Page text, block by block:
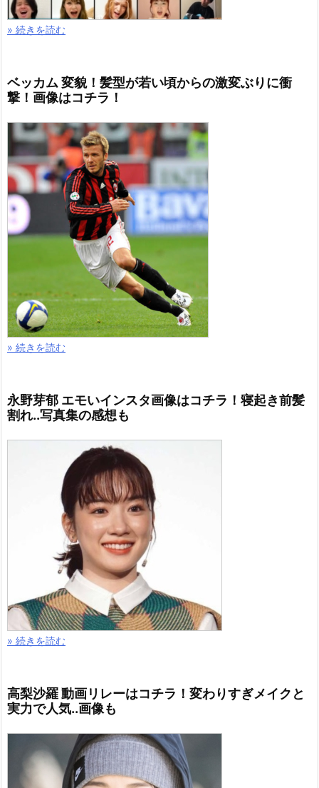
» 続きを読む
ベッカム 変貌！髪型が若い頃からの激変ぶりに衝
撃！画像はコチラ！
» 続きを読む
永野芽郁 エモいインスタ画像はコチラ！寝起き前髪
割れ..写真集の感想も
» 続きを読む
高梨沙羅 動画リレーはコチラ！変わりすぎメイクと
実力で人気..画像も